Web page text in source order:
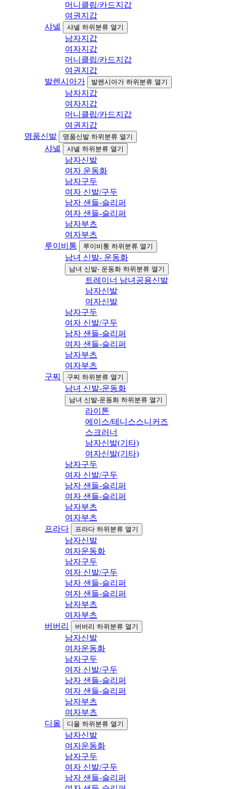
머니클립/카드지갑
여권지갑
샤넬
샤넬 하위분류 열기
남자지갑
여자지갑
머니클립/카드지갑
여권지갑
발렌시아가
발렌시아가 하위분류 열기
남자지갑
여자지갑
머니클립/카드지갑
여권지갑
명품신발
명품신발 하위분류 열기
샤넬 샤넬 하위분류 열기
남자신발
여자 운동화
남자구두
여자 신발/구두
남자 샌들-슬리퍼
여자 샌들-슬리퍼
남자부츠
여자부츠
루이비통
루이비통 하위분류 열기
남녀 신발- 운동화
남녀 신발- 운동화 하위분류 열기
트레이너 남녀공용신발
남자신발
여자신발
남자구두
여자 신발/구두
남자 샌들-슬리퍼
여자 샌들-슬리퍼
남자부츠
여자부츠
구찌
구찌 하위분류 열기
남녀 신발-운동화
남녀 신발-운동화 하위분류 열기
라이톤
에이스/테니스스니커즈
스크러너
남자신발(기타)
여자신발(기타)
남자구두
여자 신발/구두
남자 샌들-슬리퍼
여자 샌들-슬리퍼
남자부츠
여자부츠
프라다
프라다 하위분류 열기
남자신발
여자운동화
남자구두
여자 신발/구두
남자 샌들-슬리퍼
여자 샌들-슬리퍼
남자부츠
여자부츠
버버리
버버리 하위분류 열기
남자신발
여자운동화
남자구두
여자 신발/구두
남자 샌들-슬리퍼
여자 샌들-슬리퍼
남자부츠
여자부츠
디올
디올 하위분류 열기
남자신발
여자운동화
남자구두
여자 신발/구두
남자 샌들-슬리퍼